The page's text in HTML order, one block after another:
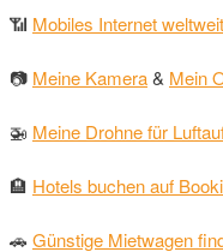
📶 Mobiles Internet
📷 Meine Kamera& Mein
🚁 Meine Drohne für
🏨 Hotels buchen auf
🚗 Günstige Mietwagen